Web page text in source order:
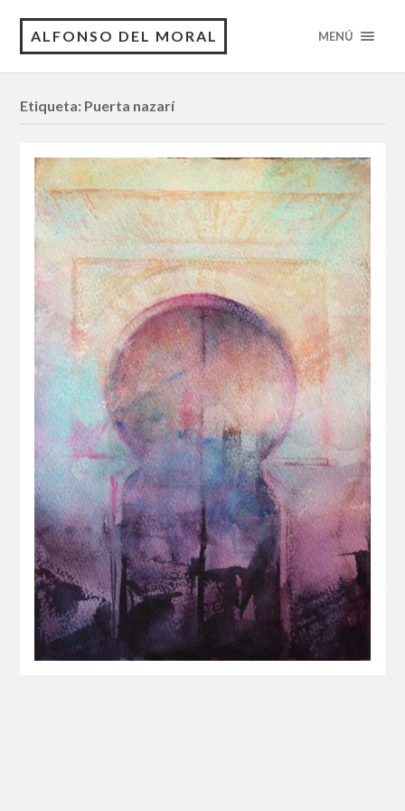
ALFONSO DEL MORAL MENÚ
Etiqueta: Puerta nazarí